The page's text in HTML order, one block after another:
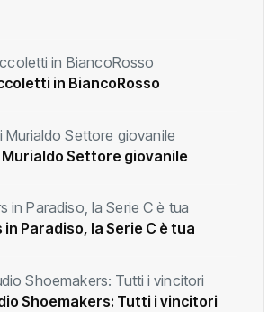
in BiancoRosso
Settore giovanile
Paradiso, la Serie C è tua
Shoemakers: Tutti i vincitori